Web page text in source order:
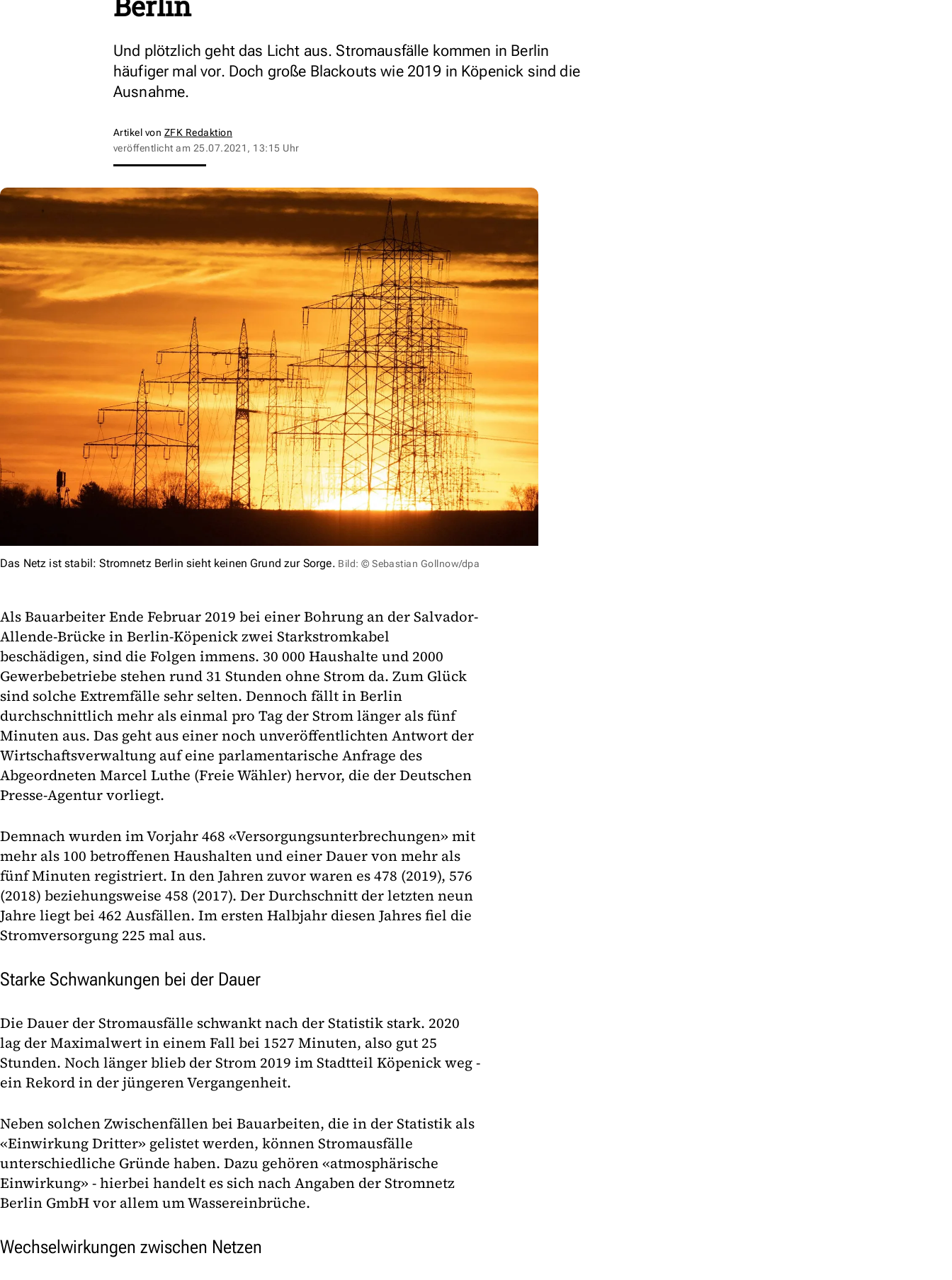
Und plötzlich geht das Licht aus. Stromausfälle kommen in Berlin
häufiger mal vor. Doch große Blackouts wie 2019 in Köpenick sind die
Ausnahme.
Artikel von ZFK Redaktion
veröffentlicht am 25.07.2021, 13:15 Uhr
Das Netz ist stabil: Stromnetz Berlin sieht keinen Grund zur Sorge. Bild: © Sebastian Gollnow/dpa
Als Bauarbeiter Ende Februar 2019 bei einer Bohrung an der Salvador-
Allende-Brücke in Berlin-Köpenick zwei Starkstromkabel
beschädigen, sind die Folgen immens. 30 000 Haushalte und 2000
Gewerbebetriebe stehen rund 31 Stunden ohne Strom da. Zum Glück
sind solche Extremfälle sehr selten. Dennoch fällt in Berlin
durchschnittlich mehr als einmal pro Tag der Strom länger als fünf
Minuten aus. Das geht aus einer noch unveröffentlichten Antwort der
Wirtschaftsverwaltung auf eine parlamentarische Anfrage des
Abgeordneten Marcel Luthe (Freie Wähler) hervor, die der Deutschen
Presse-Agentur vorliegt.
Demnach wurden im Vorjahr 468 «Versorgungsunterbrechungen» mit
mehr als 100 betroffenen Haushalten und einer Dauer von mehr als
fünf Minuten registriert. In den Jahren zuvor waren es 478 (2019), 576
(2018) beziehungsweise 458 (2017). Der Durchschnitt der letzten neun
Jahre liegt bei 462 Ausfällen. Im ersten Halbjahr diesen Jahres fiel die
Stromversorgung 225 mal aus.
Starke Schwankungen bei der Dauer
Die Dauer der Stromausfälle schwankt nach der Statistik stark. 2020
lag der Maximalwert in einem Fall bei 1527 Minuten, also gut 25
Stunden. Noch länger blieb der Strom 2019 im Stadtteil Köpenick weg -
ein Rekord in der jüngeren Vergangenheit.
Neben solchen Zwischenfällen bei Bauarbeiten, die in der Statistik als
«Einwirkung Dritter» gelistet werden, können Stromausfälle
unterschiedliche Gründe haben. Dazu gehören «atmosphärische
Einwirkung» - hierbei handelt es sich nach Angaben der Stromnetz
Berlin GmbH vor allem um Wassereinbrüche.
Wechselwirkungen zwischen Netzen